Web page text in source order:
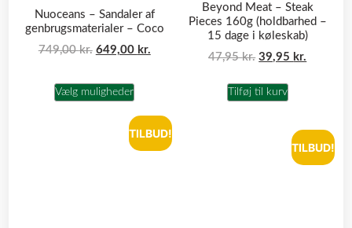
Nuoceans – Sandaler af
genbrugsmaterialer – Coco
749,00kr. 649,00 kr.
Vælg muligheder
Beyond Meat – Steak
Pieces 160g (holdbarhed –
15 dage i køleskab)
47,95kr. 39,95 kr.
Tilføj til kurv
TILBUD!
TILBUD!